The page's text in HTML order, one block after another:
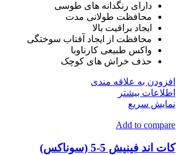
دارای رنگدانه های طوسی
محافظت طولانی مدت
ایجاد براقیت بالا
محافظت از ایجاد آفتاب سوختگی
واکس طبیعی کارناوبا
حذف خراش های کوچک
افزودن به علاقه مندی
اطلاعات بیشتر
نمایش سریع
Add to compare
کات اند فینیش 5-5 (سوناکس)